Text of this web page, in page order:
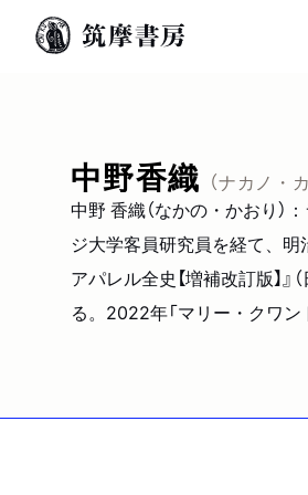
中野香織 （ナカノ・
中野 香織（なかの・かおり
ジ大学客員研究員を経て、明
アパレル全史【増補改訂版】
る。2022年「マリー・クワン